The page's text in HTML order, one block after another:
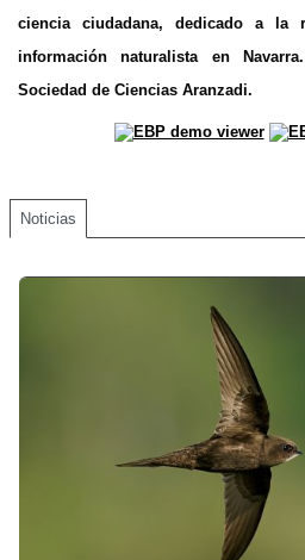
ciencia ciudadana, dedicado a la
información naturalista en
Sociedad de Ciencias Aranzadi.
Noticias